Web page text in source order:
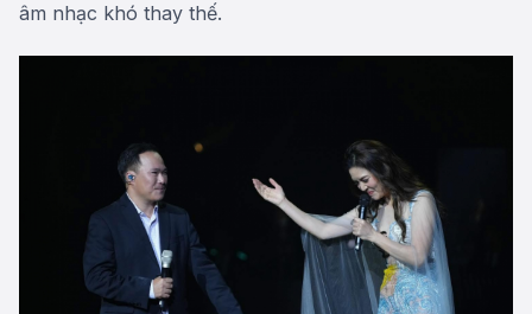
âm nhạc khó thay thế.